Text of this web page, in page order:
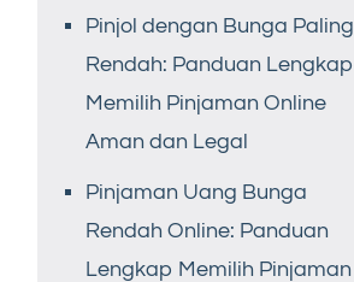
Pinjol dengan Bunga Paling
Rendah: Panduan Lengkap
Memilih Pinjaman Online
Aman dan Legal
Pinjaman Uang Bunga
Rendah Online: Panduan
Lengkap Memilih Pinjaman